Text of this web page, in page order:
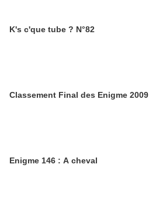
K's c'que tube ? N°82
Classement Final des Enigme 2009
Enigme 146 : A cheval